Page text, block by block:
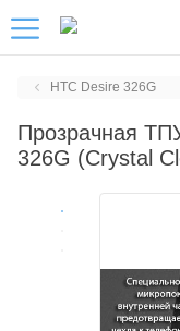
HTC Desire 326G
Прозрачная
326G (Crystal